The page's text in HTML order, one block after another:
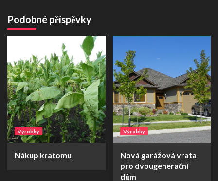
Podobné příspěvky
Výrobky
Nákup kratomu
Výrobky
Nová garážová vrata
pro dvougenerační
dům